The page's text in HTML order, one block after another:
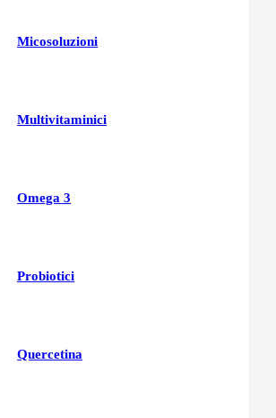
Micosoluzioni
Multivitaminici
Omega 3
Probiotici
Quercetina